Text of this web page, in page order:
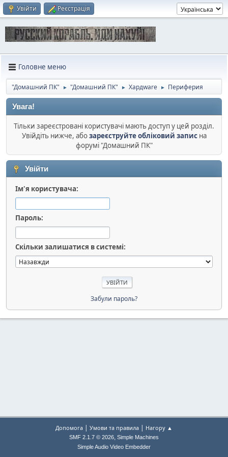
Увійти Реєстрація
Головне меню
"Домашний ПК" ► "Домашний ПК" ► Хардware ► Периферия
Увага!
Тільки зареєстровані користувачі мають доступ у цей розділ.
Увійдіть нижче, абозареєструйте обліковий записна
форумі "Домашний ПК"
Увійти
Ім'я користувача:
Пароль:
Скільки залишатися в системі:
Забули пароль?
Допомога | Умови та правила | Нагору ▲
SMF 2.1.7 © 2026, Simple Machines
Simple Audio Video Embedder